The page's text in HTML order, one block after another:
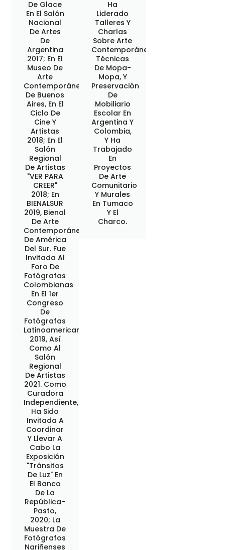
De Glace
En El Salón
Nacional
De Artes
De
Argentina
2017; En El
Museo De
Arte
Contemporáneo
De Buenos
Aires, En El
Ciclo De
Cine Y
Artistas
2018; En El
Salón
Regional
De Artistas
"VER PARA
CREER"
2018; En
BIENALSUR
2019, Bienal
De Arte
Contemporáneo
De América
Del Sur. Fue
Invitada Al
Foro De
Fotógrafas
Colombianas
En El 1er
Congreso
De
Fotógrafas
Latinoamericanas
2019, Así
Como Al
Salón
Regional
De Artistas
2021. Como
Curadora
Independiente,
Ha Sido
Invitada A
Coordinar
Y Llevar A
Cabo La
Exposición
"Tránsitos
De Luz" En
El Banco
De La
República-
Pasto,
2020; La
Muestra De
Fotógrafos
Nariñenses
Ha
Liderado
Talleres Y
Charlas
Sobre Arte
Contemporáneo,
Técnicas
De Mopa-
Mopa, Y
Preservación
De
Mobiliario
Escolar En
Argentina Y
Colombia,
Y Ha
Trabajado
En
Proyectos
De Arte
Comunitario
Y Murales
En Tumaco
Y El
Charco.